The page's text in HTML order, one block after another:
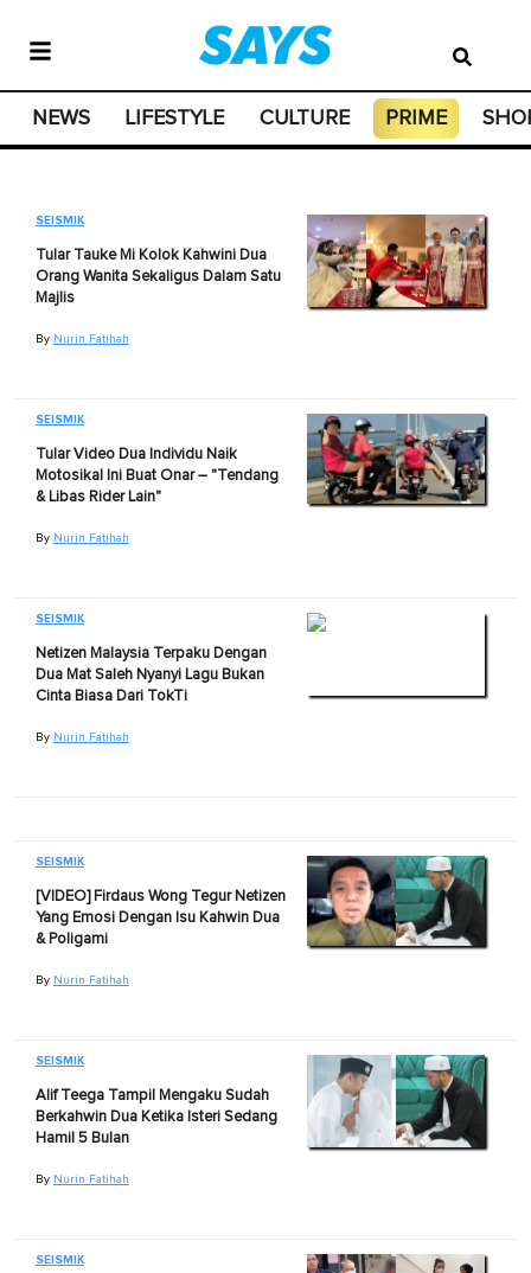
NEWS LIFESTYLE CULTURE PRIME
SEISMIK
Tular Tauke Mi Kolok Kahwini Dua
Orang Wanita Sekaligus Dalam Satu
Majlis
By Nurin Fatihah
SEISMIK
Tular Video Dua Individu Naik
Motosikal Ini Buat Onar – "Tendang
& Libas Rider Lain"
By Nurin Fatihah
SEISMIK
Netizen Malaysia Terpaku Dengan
Dua Mat Saleh Nyanyi Lagu Bukan
Cinta Biasa Dari TokTi
By Nurin Fatihah
SEISMIK
[VIDEO] Firdaus Wong Tegur Netizen
Yang Emosi Dengan Isu Kahwin Dua
& Poligami
By Nurin Fatihah
SEISMIK
Alif Teega Tampil Mengaku Sudah
Berkahwin Dua Ketika Isteri Sedang
Hamil 5 Bulan
By Nurin Fatihah
SEISMIK